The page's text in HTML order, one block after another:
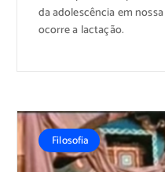
da adolescência em
ocorre a lactação.
Filosofia